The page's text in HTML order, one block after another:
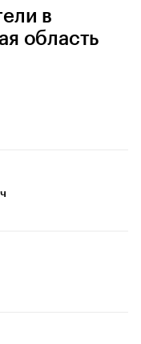
в
область